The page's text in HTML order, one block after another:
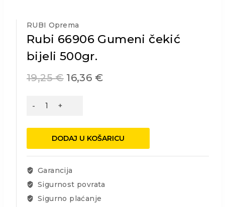
RUBI Oprema
Rubi 66906 Gumeni čekić
bijeli 500gr.
19,25€ 16,36 €
Rubi
čekić
500gr.
količina
DODAJ U KOŠARICU
Garancija
Sigurnost povrata
Sigurno plaćanje